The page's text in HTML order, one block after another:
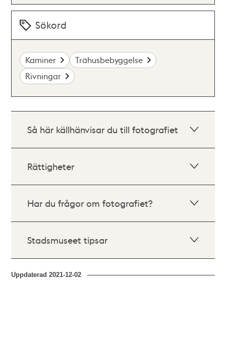
Sökord
Kaminer
Trähusbebyggelse
Rivningar
Så här källhänvisar du till fotografiet
Rättigheter
Har du frågor om fotografiet?
Stadsmuseet tipsar
Uppdaterad2021-12-02